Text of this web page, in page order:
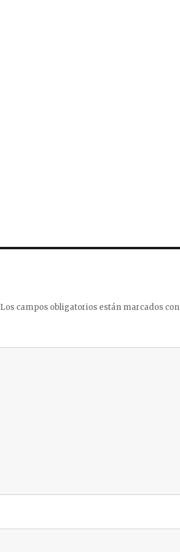
Los campos obligatorios están marcados con